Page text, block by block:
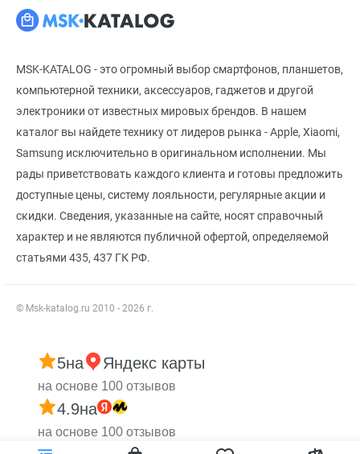
MSK-KATALOG - это огромный выбор смартфонов, планшетов,
компьютерной техники, аксессуаров, гаджетов и другой
электроники от известных мировых брендов. В нашем
каталог вы найдете технику от лидеров рынка - Apple, Xiaomi,
Samsung исключительно в оригинальном исполнении. Мы
рады приветствовать каждого клиента и готовы предложить
доступные цены, систему лояльности, регулярные акции и
скидки. Сведения, указанные на сайте, носят справочный
характер и не являются публичной офертой, определяемой
статьями 435, 437 ГК РФ.
© Msk-katalog.ru 2010 - 2026 г.
5на Яндекс карты
на основе 100 отзывов
4.9на
на основе 100 отзывов